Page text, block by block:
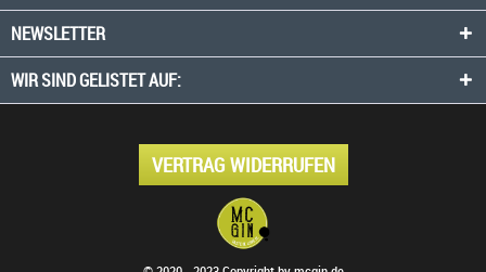
NEWSLETTER
WIR SIND GELISTET AUF:
VERTRAG WIDERRUFEN